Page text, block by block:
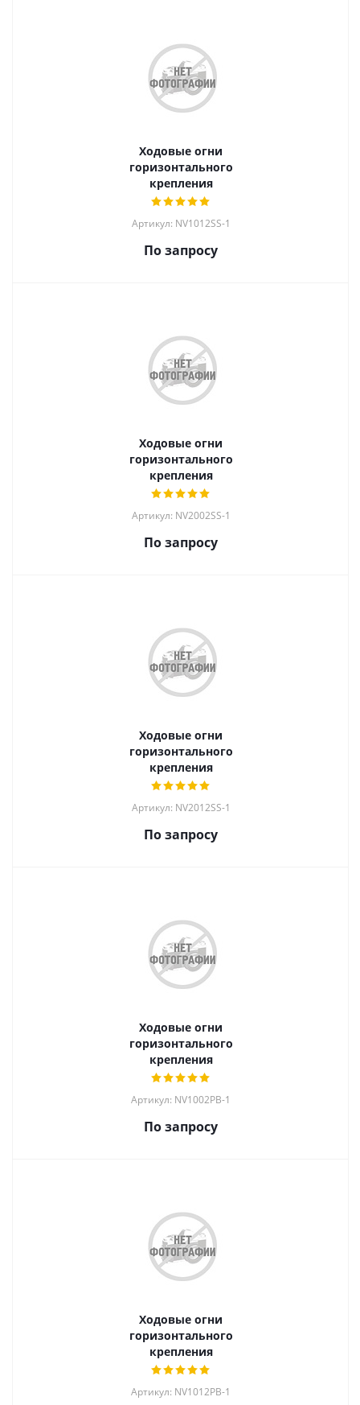
Ходовые огни
горизонтального
крепления
Артикул: NV1012SS-1
По запросу
Ходовые огни
горизонтального
крепления
Артикул: NV2002SS-1
По запросу
Ходовые огни
горизонтального
крепления
Артикул: NV2012SS-1
По запросу
Ходовые огни
горизонтального
крепления
Артикул: NV1002PB-1
По запросу
Ходовые огни
горизонтального
крепления
Артикул: NV1012PB-1